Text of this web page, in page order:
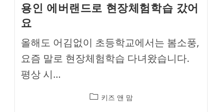
용인 에버랜드로 현장체험학습 갔어
요
올해도 어김없이 초등학교에서는 봄소풍,
요즘 말로 현장체험학습 다녀왔습니다.
평상 시…
Post키즈 앤 맘